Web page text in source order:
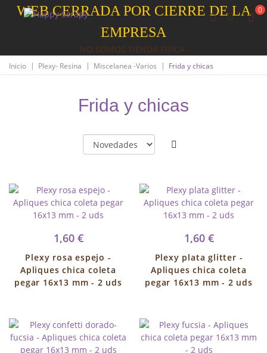
WEB CERRADA POR CIERRE DE LA
EMPRESA
NO SOMOS TIENDA FISICA
0
Inicio | Plexy- Resina | Miscelanea -Varios | Frida y chicas
Frida y chicas
1,60 €
Plexy rosa espejo -
Apliques chica coleta
pegar 16x13 mm - 2 uds
1,60 €
Plexy plata glitter -
Apliques chica coleta
pegar 16x13 mm - 2 uds